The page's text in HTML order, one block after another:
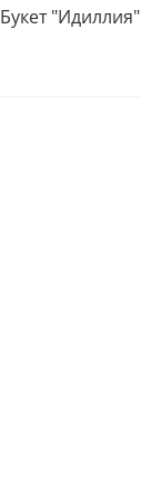
Букет "Идиллия"